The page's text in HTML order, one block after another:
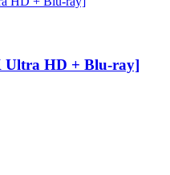
Ultra HD + Blu-ray]